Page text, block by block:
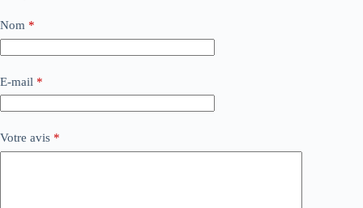
Nom *
E-mail *
Votre avis *